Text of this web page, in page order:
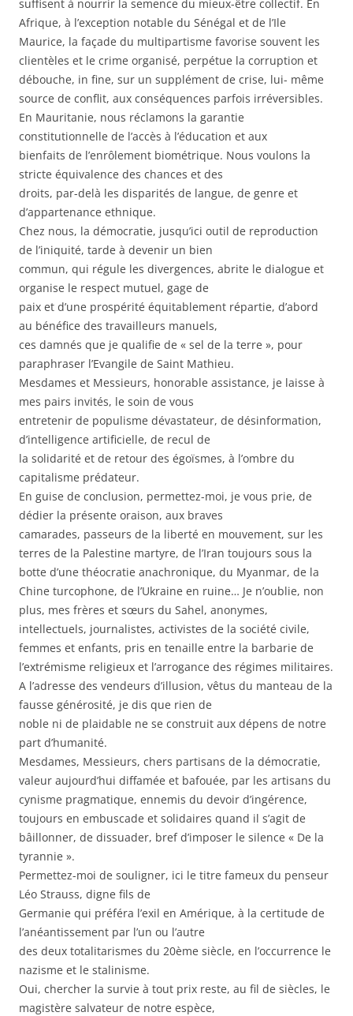
suffisent à nourrir la semence du mieux-être collectif. En
Afrique, à l’exception notable du Sénégal et de l’Ile
Maurice, la façade du multipartisme favorise souvent les
clientèles et le crime organisé, perpétue la corruption et
débouche, in fine, sur un supplément de crise, lui- même
source de conflit, aux conséquences parfois irréversibles.
En Mauritanie, nous réclamons la garantie
constitutionnelle de l’accès à l’éducation et aux
bienfaits de l’enrôlement biométrique. Nous voulons la
stricte équivalence des chances et des
droits, par-delà les disparités de langue, de genre et
d’appartenance ethnique.
Chez nous, la démocratie, jusqu’ici outil de reproduction
de l’iniquité, tarde à devenir un bien
commun, qui régule les divergences, abrite le dialogue et
organise le respect mutuel, gage de
paix et d’une prospérité équitablement répartie, d’abord
au bénéfice des travailleurs manuels,
ces damnés que je qualifie de « sel de la terre », pour
paraphraser l’Evangile de Saint Mathieu.
Mesdames et Messieurs, honorable assistance, je laisse à
mes pairs invités, le soin de vous
entretenir de populisme dévastateur, de désinformation,
d’intelligence artificielle, de recul de
la solidarité et de retour des égoïsmes, à l’ombre du
capitalisme prédateur.
En guise de conclusion, permettez-moi, je vous prie, de
dédier la présente oraison, aux braves
camarades, passeurs de la liberté en mouvement, sur les
terres de la Palestine martyre, de l’Iran toujours sous la
botte d’une théocratie anachronique, du Myanmar, de la
Chine turcophone, de l’Ukraine en ruine… Je n’oublie, non
plus, mes frères et sœurs du Sahel, anonymes,
intellectuels, journalistes, activistes de la société civile,
femmes et enfants, pris en tenaille entre la barbarie de
l’extrémisme religieux et l’arrogance des régimes militaires.
A l’adresse des vendeurs d’illusion, vêtus du manteau de la
fausse générosité, je dis que rien de
noble ni de plaidable ne se construit aux dépens de notre
part d’humanité.
Mesdames, Messieurs, chers partisans de la démocratie,
valeur aujourd’hui diffamée et bafouée, par les artisans du
cynisme pragmatique, ennemis du devoir d’ingérence,
toujours en embuscade et solidaires quand il s’agit de
bâillonner, de dissuader, bref d’imposer le silence « De la
tyrannie ».
Permettez-moi de souligner, ici le titre fameux du penseur
Léo Strauss, digne fils de
Germanie qui préféra l’exil en Amérique, à la certitude de
l’anéantissement par l’un ou l’autre
des deux totalitarismes du 20ème siècle, en l’occurrence le
nazisme et le stalinisme.
Oui, chercher la survie à tout prix reste, au fil de siècles, le
magistère salvateur de notre espèce,